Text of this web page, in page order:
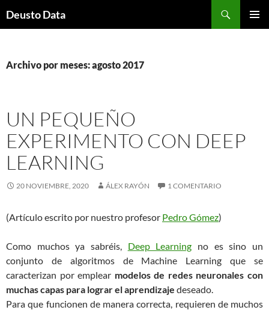
Deusto Data
Archivo por meses: agosto 2017
UN PEQUEÑO
EXPERIMENTO CON DEEP
LEARNING
20 NOVIEMBRE, 2020 ÁLEX RAYÓN 1 COMENTARIO
(Artículo escrito por nuestro profesor Pedro Gómez)
Como muchos ya sabréis, Deep Learning no es sino un
conjunto de algoritmos de Machine Learning que se
caracterizan por emplear modelos de redes neuronales con
muchas capas para lograr el aprendizaje deseado.
Para que funcionen de manera correcta, requieren de muchos